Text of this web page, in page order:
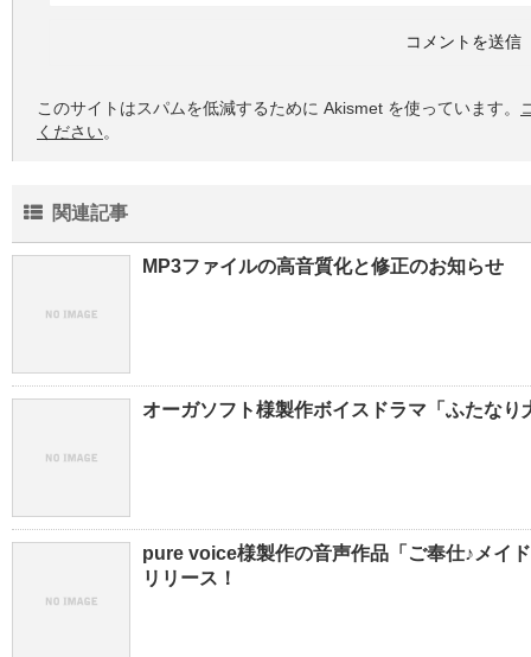
このサイトはスパムを低減するために Akismet を使っています。
ください。
関連記事
MP3ファイルの高音質化と修正のお知らせ
オーガソフト様製作ボイスドラマ「ふたなり
pure voice様製作の音声作品「ご奉仕♪メイ
リリース！